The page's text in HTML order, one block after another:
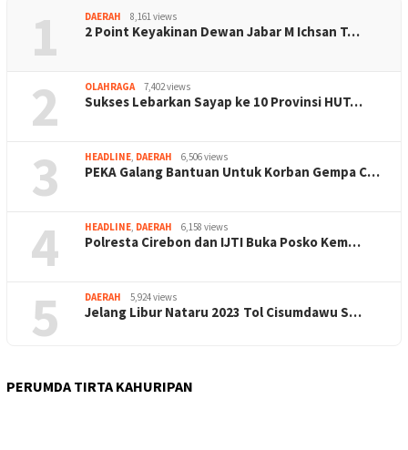
1 DAERAH 8,161 views
2 Point Keyakinan Dewan Jabar M Ichsan T…
2 OLAHRAGA 7,402 views
Sukses Lebarkan Sayap ke 10 Provinsi HUT…
3 HEADLINE, DAERAH 6,506 views
PEKA Galang Bantuan Untuk Korban Gempa C…
4 HEADLINE, DAERAH 6,158 views
Polresta Cirebon dan IJTI Buka Posko Kem…
5 DAERAH 5,924 views
Jelang Libur Nataru 2023 Tol Cisumdawu S…
PERUMDA TIRTA KAHURIPAN